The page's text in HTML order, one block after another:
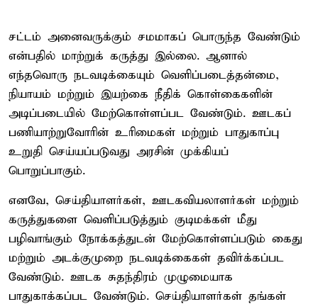
சட்டம் அனைவருக்கும் சமமாகப் பொருந்த வேண்டும்
என்பதில் மாற்றுக் கருத்து இல்லை. ஆனால்
எந்தவொரு நடவடிக்கையும் வெளிப்படைத்தன்மை,
நியாயம் மற்றும் இயற்கை நீதிக் கொள்கைகளின்
அடிப்படையில் மேற்கொள்ளப்பட வேண்டும். ஊடகப்
பணியாற்றுவோரின் உரிமைகள் மற்றும் பாதுகாப்பு
உறுதி செய்யப்படுவது அரசின் முக்கியப்
பொறுப்பாகும்.
எனவே, செய்தியாளர்கள், ஊடகவியலாளர்கள் மற்றும்
கருத்துகளை வெளிப்படுத்தும் குடிமக்கள் மீது
பழிவாங்கும் நோக்கத்துடன் மேற்கொள்ளப்படும் கைது
மற்றும் அடக்குமுறை நடவடிக்கைகள் தவிர்க்கப்பட
வேண்டும். ஊடக சுதந்திரம் முழுமையாக
பாதுகாக்கப்பட வேண்டும். செய்தியாளர்கள் தங்கள்